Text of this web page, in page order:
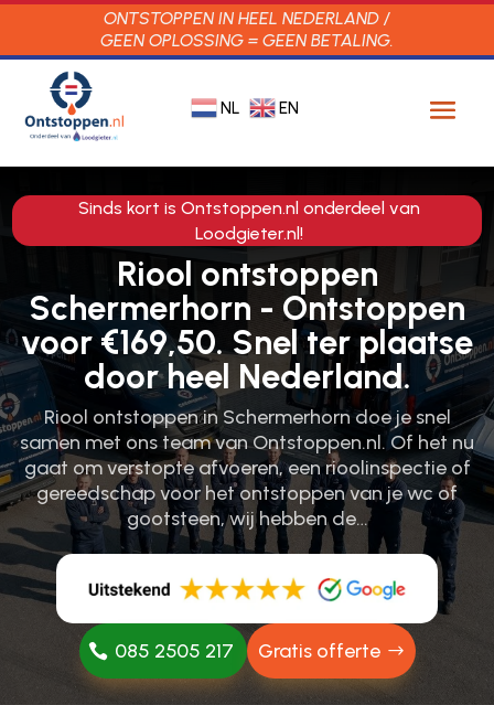
ONTSTOPPEN IN HEEL NEDERLAND /
GEEN OPLOSSING = GEEN BETALING.
NL EN
Sinds kort is Ontstoppen.nl onderdeel van
Loodgieter.nl!
Riool ontstoppen
Schermerhorn - Ontstoppen
voor €169,50. Snel ter plaatse
door heel Nederland.
Riool ontstoppen in Schermerhorn doe je snel
samen met ons team van Ontstoppen.​nl.​ Of het nu
gaat om verstopte afvoeren, een rioolinspectie of
gereedschap voor het ontstoppen van je wc of
gootsteen, wij hebben de…
085 2505 217 Gratis offerte